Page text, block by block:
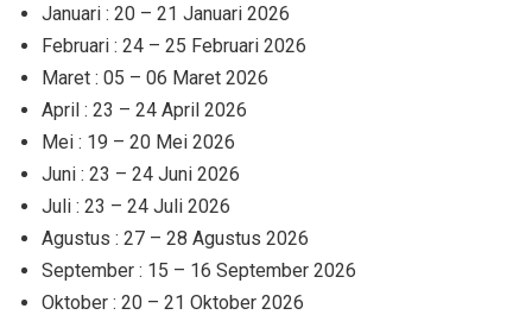
Januari : 20 – 21 Januari 2026
Februari : 24 – 25 Februari 2026
Maret : 05 – 06 Maret 2026
April : 23 – 24 April 2026
Mei : 19 – 20 Mei 2026
Juni : 23 – 24 Juni 2026
Juli : 23 – 24 Juli 2026
Agustus : 27 – 28 Agustus 2026
September : 15 – 16 September 2026
Oktober : 20 – 21 Oktober 2026